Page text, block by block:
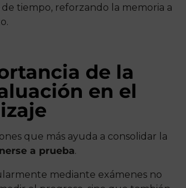
tiempo, reforzando la memoria a
de la
en el
que más ayuda a consolidar la
a prueba.
mediante exámenes no